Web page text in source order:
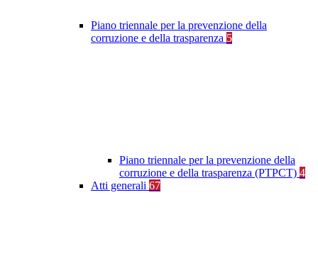
Piano triennale per la prevenzione della
corruzione e della trasparenza 5
Piano triennale per la prevenzione della
corruzione e della trasparenza (PTPCT) 4
Atti generali 67